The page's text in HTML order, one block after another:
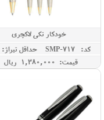
خودکار تکی لاکچری
کد: SMP-717
حداقل تيراژ: 200
قیمت: 1,380,000 ريال